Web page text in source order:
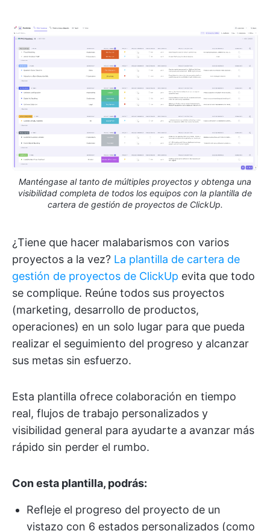
Manténgase al tanto de múltiples proyectos y obtenga una
visibilidad completa de todos los equipos con la plantilla de
cartera de gestión de proyectos de ClickUp.
¿Tiene que hacer malabarismos con varios
proyectos a la vez? La plantilla de cartera de
gestión de proyectos de ClickUp evita que todo
se complique. Reúne todos sus proyectos
(marketing, desarrollo de productos,
operaciones) en un solo lugar para que pueda
realizar el seguimiento del progreso y alcanzar
sus metas sin esfuerzo.
Esta plantilla ofrece colaboración en tiempo
real, flujos de trabajo personalizados y
visibilidad general para ayudarte a avanzar más
rápido sin perder el rumbo.
Con esta plantilla, podrás:
Refleje el progreso del proyecto de un
vistazo con 6 estados personalizados (como